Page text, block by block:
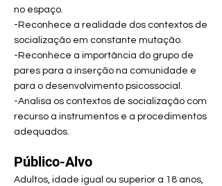
no espaço.
-Reconhece a realidade dos contextos de
socialização em constante mutação.
-Reconhece a importância do grupo de
pares para a inserção na comunidade e
para o desenvolvimento psicossocial.
-Analisa os contextos de socialização com
recurso a instrumentos e a procedimentos
adequados.
Público-Alvo
Adultos, idade igual ou superior a 18 anos,